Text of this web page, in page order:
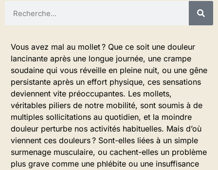
Vous avez mal au mollet ? Que ce soit une douleur
lancinante après une longue journée, une crampe
soudaine qui vous réveille en pleine nuit, ou une gêne
persistante après un effort physique, ces sensations
deviennent vite préoccupantes. Les mollets,
véritables piliers de notre mobilité, sont soumis à de
multiples sollicitations au quotidien, et la moindre
douleur perturbe nos activités habituelles. Mais d’où
viennent ces douleurs ? Sont-elles liées à un simple
surmenage musculaire, ou cachent-elles un problème
plus grave comme une phlébite ou une insuffisance